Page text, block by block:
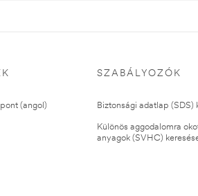
(angol)
SZABÁLYOZÓK
Biztonsági adatlap (SDS)
Különös aggodalomra
anyagok (SVHC)